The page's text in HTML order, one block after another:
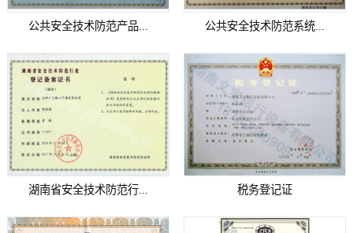
公共安全技术防范产品... 公共安全技术防范系统...
湖南省安全技术防范行... 税务登记证